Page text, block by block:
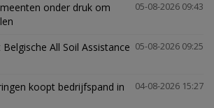
05-08-2026 09:43
onder druk om
05-08-2026 09:25
All Soil Assistance
04-08-2026 15:27
koopt bedrijfspand in